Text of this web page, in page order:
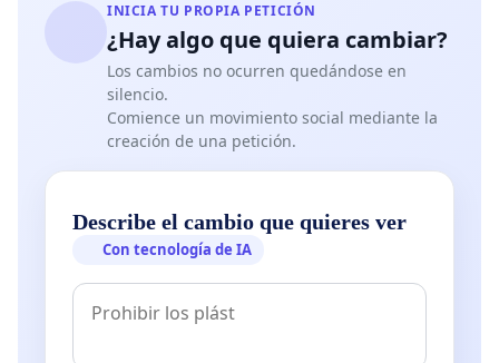
INICIA TU PROPIA PETICIÓN
¿Hay algo que quiera cambiar?
Los cambios no ocurren quedándose en
silencio.
Comience un movimiento social mediante la
creación de una petición.
Describe el cambio que quieres ver
Con tecnología de IA